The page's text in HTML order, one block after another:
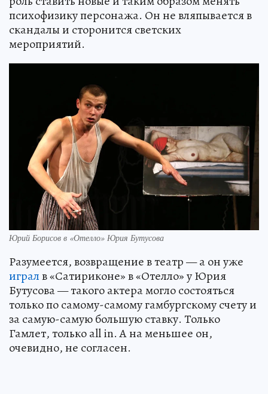
психофизику персонажа. Он не вляпывается в
скандалы и сторонится светских
мероприятий.
Юрий Борисов в «Отелло» Юрия Бутусова
Разумеется, возвращение в театр — а он уже
игралв «Сатириконе» в «Отелло» у Юрия
Бутусова — такого актера могло состояться
только по самому-самому гамбургскому счету и
за самую-самую большую ставку. Только
Гамлет, только all in. А на меньшее он,
очевидно, не согласен.